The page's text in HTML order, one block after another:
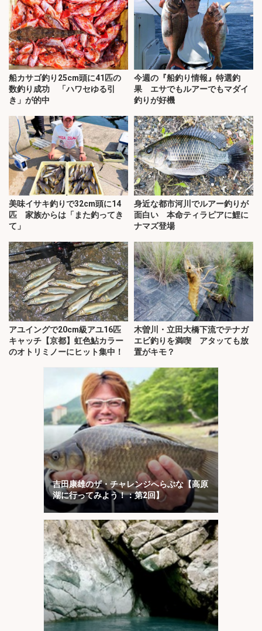
船カサゴ釣り25cm頭に41匹の
数釣り成功 「ハワセゆる引
き」が的中
今週の『船釣り情報』特選釣
果 エサでもルアーでもマダイ
釣りが好機
美味イサキ釣りで32cm頭に14
匹 家族からは「また釣ってき
て」
身近な都市河川でルアー釣りが
面白い 本命ティラピアに鯉に
ナマズ登場
アユイングで20cm級アユ16匹
キャッチ【京都】虹色鮎カラー
のオトリミノーにヒット集中！
木曽川・立田大橋下流でテナガ
エビ釣りを満喫 アタッても放
置がキモ？
吉田康雄のザ・チャレンジへらぶな【高原
湖に行ってみよう！：第2回】